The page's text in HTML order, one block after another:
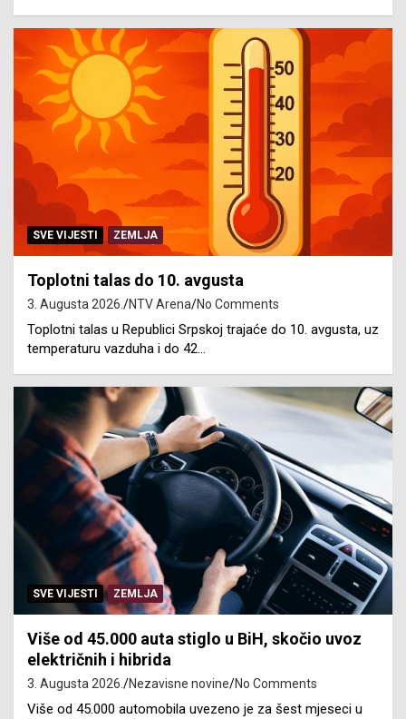
SVE VIJESTI ZEMLJA
Toplotni talas do 10. avgusta
3. Augusta 2026. NTV Arena No Comments
Toplotni talas u Republici Srpskoj trajaće do 10. avgusta, uz
temperaturu vazduha i do 42…
SVE VIJESTI ZEMLJA
Više od 45.000 auta stiglo u BiH, skočio uvoz
električnih i hibrida
3. Augusta 2026. Nezavisne novine No Comments
Više od 45.000 automobila uvezeno je za šest mjeseci u